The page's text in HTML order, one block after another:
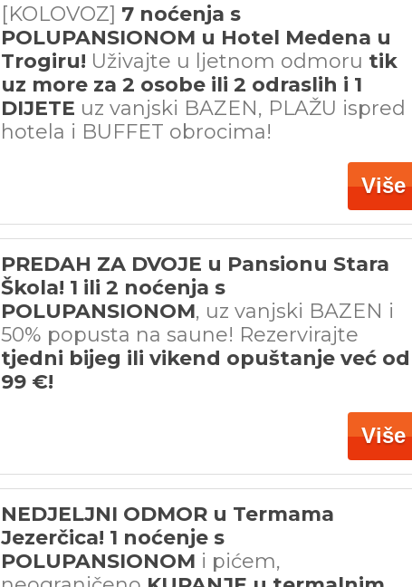
[KOLOVOZ] 7 noćenja s
POLUPANSIONOM u Hotel Medena u
Trogiru! Uživajte u ljetnom odmoru tik
uz more za 2 osobe ili 2 odraslih i 1
DIJETE uz vanjski BAZEN, PLAŽU ispred
hotela i BUFFET obrocima!
Više
PREDAH ZA DVOJE u Pansionu Stara
Škola! 1 ili 2 noćenja s
POLUPANSIONOM, uz vanjski BAZEN i
50% popusta na saune! Rezervirajte
tjedni bijeg ili vikend opuštanje već od
99 €!
Više
NEDJELJNI ODMOR u Termama
Jezerčica! 1 noćenje s
POLUPANSIONOM i pićem,